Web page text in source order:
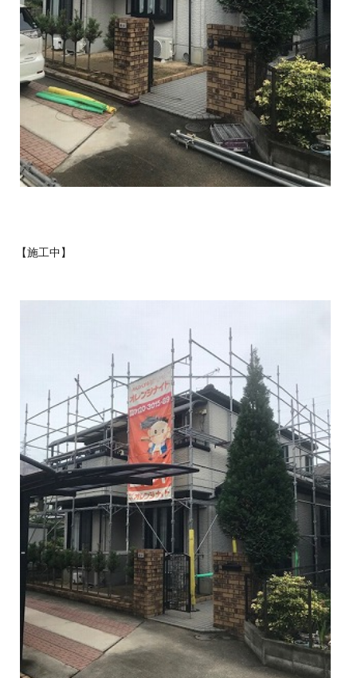
【施工中】